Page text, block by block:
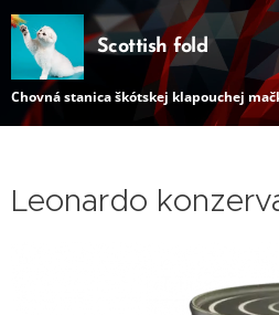
Scottish fold
Chovná stanica škótskej klapouchej
Leonardo